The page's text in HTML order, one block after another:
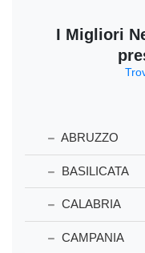
I Migliori
ABRUZZO
BASILICATA
CALABRIA
CAMPANIA